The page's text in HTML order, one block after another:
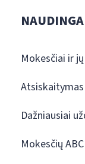
NAUDINGA
Mokesčiai ir
Dažniausiai
Mokesčių ABC